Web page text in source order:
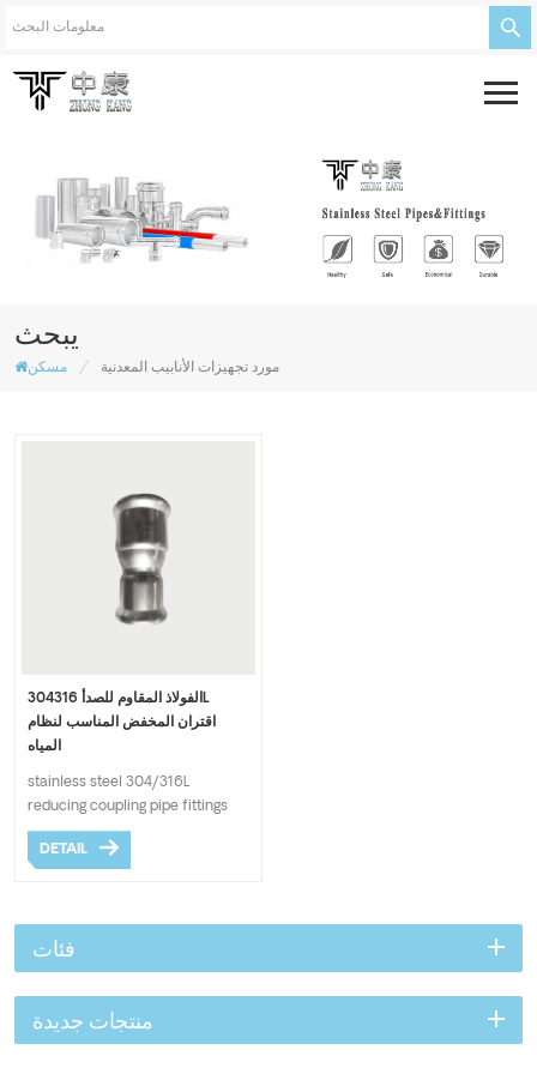
يبحث
مسكن / مورد تجهيزات الأنابيب المعدنية
الفولاذ المقاوم للصدأ 304316L
اقتران المخفض المناسب لنظام
المياه
stainless steel 304/316L
reducing coupling pipe fittings
press M type fitting, different
diameter butt joint CR.
DETAIL
فئات
منتجات جديدة